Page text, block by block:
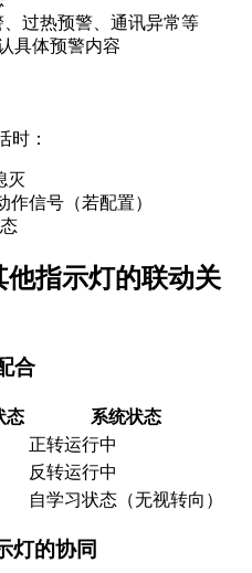
过热预警、通讯异常等
具体预警内容
时：
灭
作信号（若配置）
他指示灯的联动关
合
态
系统状态
正转运行中
反转运行中
自学习状态（无视转向）
灯的协同